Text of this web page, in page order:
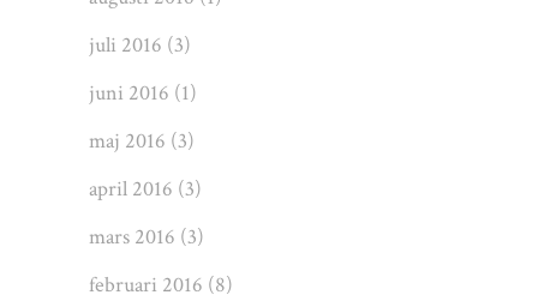
juli 2016 (3)
juni 2016 (1)
maj 2016 (3)
april 2016 (3)
mars 2016 (3)
februari 2016 (8)